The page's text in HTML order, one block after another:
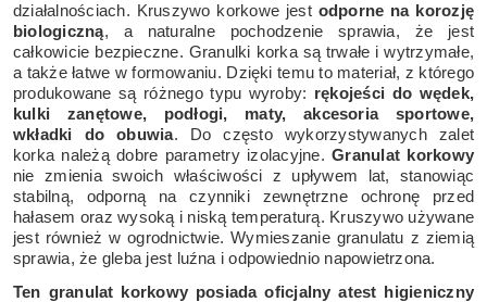
działalnościach. Kruszywo korkowe jest odporne na korozję
biologiczną, a naturalne pochodzenie sprawia, że jest
całkowicie bezpieczne. Granulki korka są trwałe i wytrzymałe,
a także łatwe w formowaniu. Dzięki temu to materiał, z którego
produkowane są różnego typu wyroby: rękojeści do wędek,
kulki zanętowe, podłogi, maty, akcesoria sportowe,
wkładki do obuwia. Do często wykorzystywanych zalet
korka należą dobre parametry izolacyjne.Granulat korkowy
nie zmienia swoich właściwości z upływem lat, stanowiąc
stabilną, odporną na czynniki zewnętrzne ochronę przed
hałasem oraz wysoką i niską temperaturą. Kruszywo używane
jest również w ogrodnictwie. Wymieszanie granulatu z ziemią
sprawia, że gleba jest luźna i odpowiednio napowietrzona.
Ten granulat korkowy posiada oficjalny atest higieniczny